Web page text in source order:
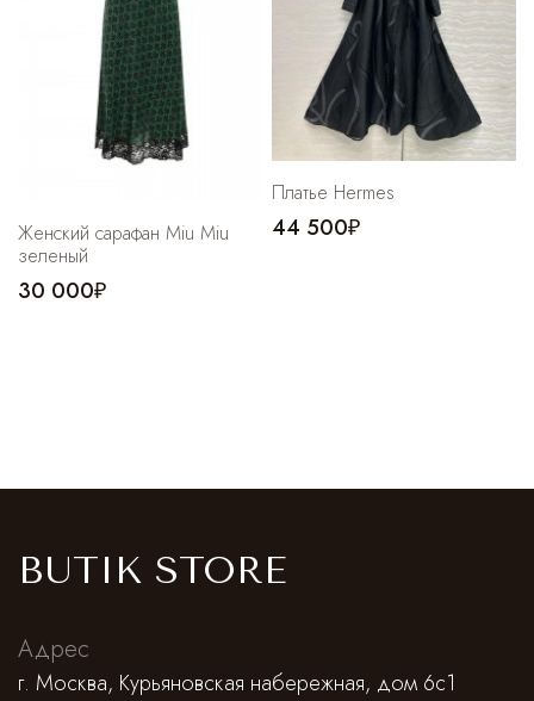
Женский сарафан Miu Miu
зеленый
30 000₽
Платье Hermes
44 500₽
BUTIK STORE
Адрес
г. Москва, Курьяновская набережная, дом 6с1